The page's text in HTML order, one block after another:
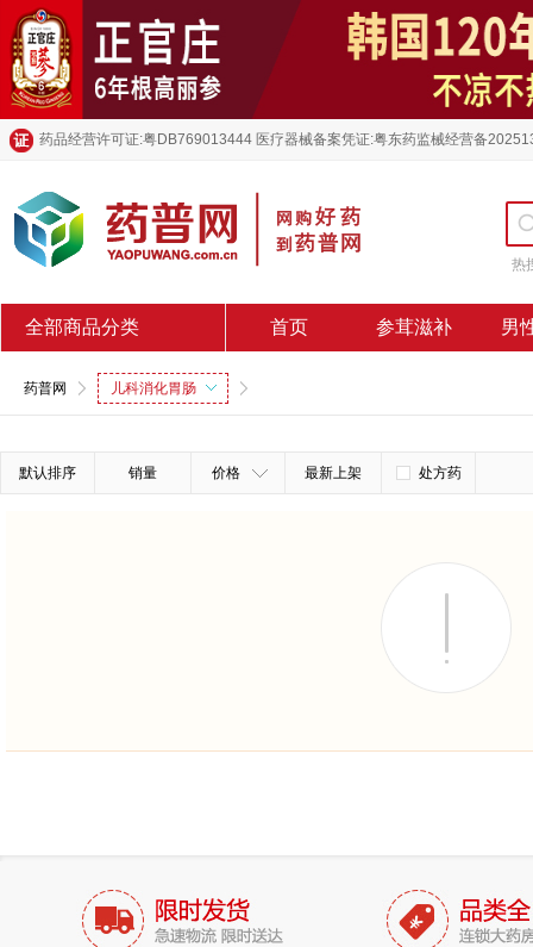
药品经营许可证:粤DB769013444 医疗器械备案凭证:粤东药监械经营备
热
全部商品分类 首页 参茸滋补 男
药普网 儿科消化胃肠
默认排序 销量 价格 最新上架 处方药